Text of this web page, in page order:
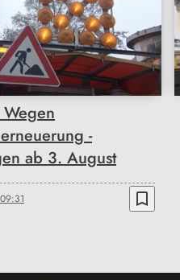
-
ab 3. August
09:31 bookmark_border